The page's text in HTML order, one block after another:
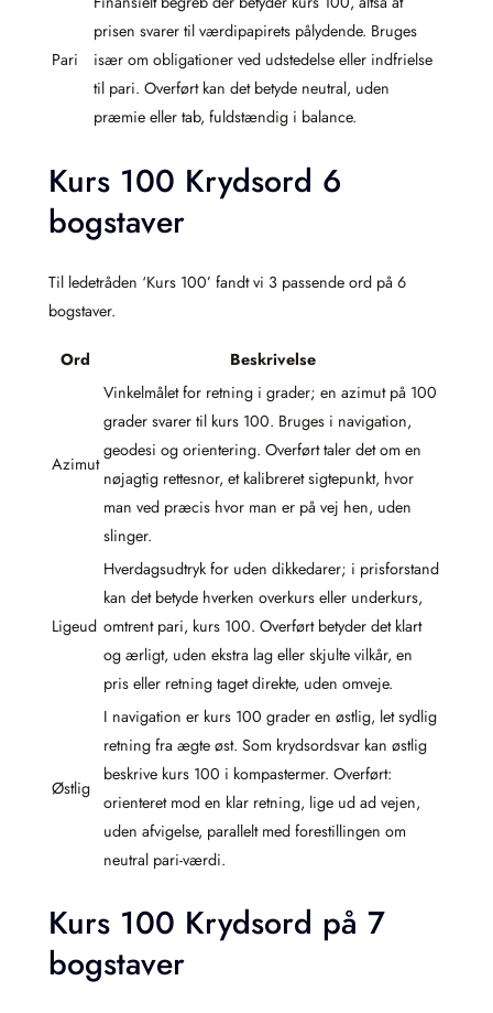
Pari
prisen svarer til værdipapirets pålydende. Bruges
især om obligationer ved udstedelse eller indfrielse
til pari. Overført kan det betyde neutral, uden
præmie eller tab, fuldstændig i balance.
Kurs 100 Krydsord 6
bogstaver
Til ledetråden ‘Kurs 100’ fandt vi 3 passende ord på 6
bogstaver.
Ord Beskrivelse
Azimut
Vinkelmålet for retning i grader; en azimut på 100
grader svarer til kurs 100. Bruges i navigation,
geodesi og orientering. Overført taler det om en
nøjagtig rettesnor, et kalibreret sigtepunkt, hvor
man ved præcis hvor man er på vej hen, uden
slinger.
Ligeud
Hverdagsudtryk for uden dikkedarer; i prisforstand
kan det betyde hverken overkurs eller underkurs,
omtrent pari, kurs 100. Overført betyder det klart
og ærligt, uden ekstra lag eller skjulte vilkår, en
pris eller retning taget direkte, uden omveje.
Østlig
I navigation er kurs 100 grader en østlig, let sydlig
retning fra ægte øst. Som krydsordsvar kan østlig
beskrive kurs 100 i kompastermer. Overført:
orienteret mod en klar retning, lige ud ad vejen,
uden afvigelse, parallelt med forestillingen om
neutral pari-værdi.
Kurs 100 Krydsord på 7
bogstaver